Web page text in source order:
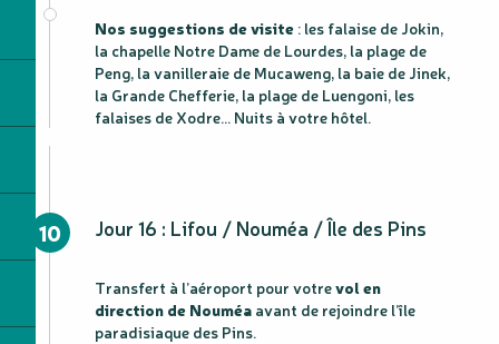
Nos suggestions de visite : les falaise de Jokin,
la chapelle Notre Dame de Lourdes, la plage de
Peng, la vanilleraie de Mucaweng, la baie de Jinek,
la Grande Chefferie, la plage de Luengoni, les
falaises de Xodre… Nuits à votre hôtel.
10 Jour 16 : Lifou / Nouméa / Île des Pins
Transfert à l’aéroport pour votrevol en
direction de Nouméa avant de rejoindre l’île
paradisiaque des Pins.